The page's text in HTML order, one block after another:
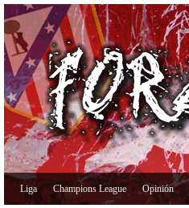
Liga Champions League Opinión